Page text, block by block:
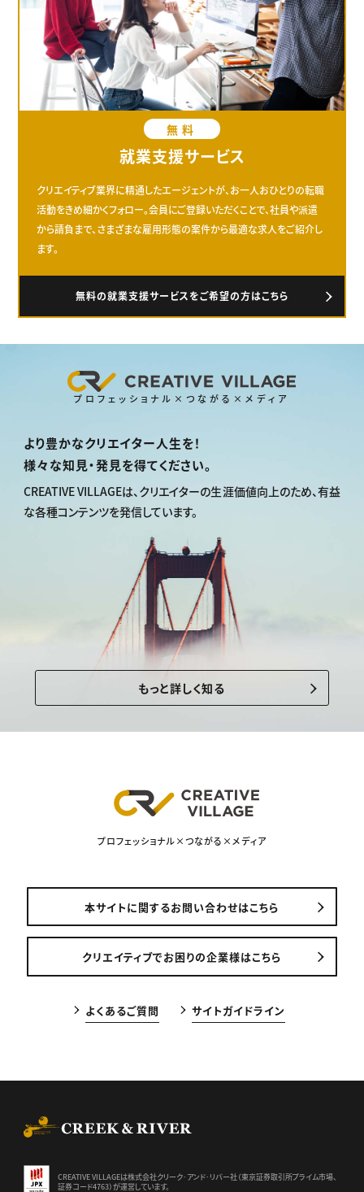
無料
就業支援サービス
クリエイティブ業界に精通したエージェントが、お一人おひとりの転職
活動をきめ細かくフォロー。会員にご登録いただくことで、社員や派遣
から請負まで、さまざまな雇用形態の案件から最適な求人をご紹介し
ます。
無料の就業支援サービスをご希望の方はこちら
プロフェッショナル×つながる×メディア
より豊かなクリエイター人生を！
様々な知見・発見を得てください。
CREATIVE VILLAGEは、クリエイターの生涯価値向上のため、有益
な各種コンテンツを発信しています。
もっと詳しく知る
プロフェッショナル×つながる×メディア
本サイトに関するお問い合わせはこちら
クリエイティブでお困りの企業様はこちら
よくあるご質問 サイトガイドライン
CREATIVE VILLAGEは株式会社クリーク･アンド･リバー社（東京証券取引所プライム市場、
証券コード4763）が運営しています。